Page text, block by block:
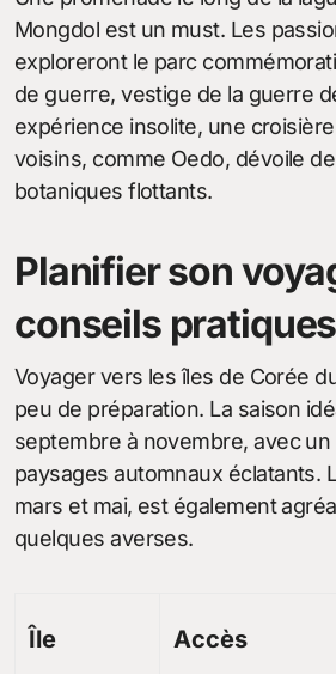
Mongdol est un must. Les
exploreront le parc
de guerre, vestige de la guerre
expérience insolite, une
voisins, comme Oedo, dévoile
botaniques flottants.
Planifier son
conseils pratiques
Voyager vers les îles de Corée
peu de préparation. La saison
septembre à novembre, avec
paysages automnaux éclatants.
mars et mai, est également
quelques averses.
Île Accès